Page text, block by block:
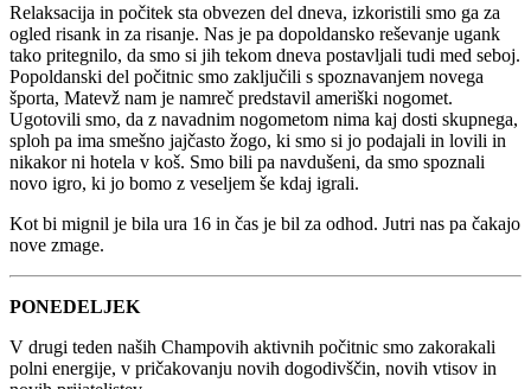
Relaksacija in počitek sta obvezen del dneva, izkoristili smo ga za
ogled risank in za risanje. Nas je pa dopoldansko reševanje ugank
tako pritegnilo, da smo si jih tekom dneva postavljali tudi med seboj.
Popoldanski del počitnic smo zaključili s spoznavanjem novega
športa, Matevž nam je namreč predstavil ameriški nogomet.
Ugotovili smo, da z navadnim nogometom nima kaj dosti skupnega,
sploh pa ima smešno jajčasto žogo, ki smo si jo podajali in lovili in
nikakor ni hotela v koš. Smo bili pa navdušeni, da smo spoznali
novo igro, ki jo bomo z veseljem še kdaj igrali.
Kot bi mignil je bila ura 16 in čas je bil za odhod. Jutri nas pa čakajo
nove zmage.
PONEDELJEK
V drugi teden naših Champovih aktivnih počitnic smo zakorakali
polni energije, v pričakovanju novih dogodivščin, novih vtisov in